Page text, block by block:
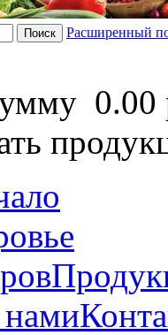
Расширенный
0.00